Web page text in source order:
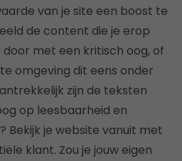
van je site een boost te
de content die je erop
met een kritisch oog, of
omgeving dit eens onder
zijn de teksten
op leesbaarheid en
Bekijk je website vanuit met
klant. Zou je jouw eigen